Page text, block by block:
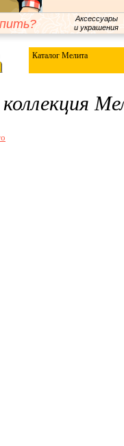
Аксессуары
и украшения
Каталог Мелита